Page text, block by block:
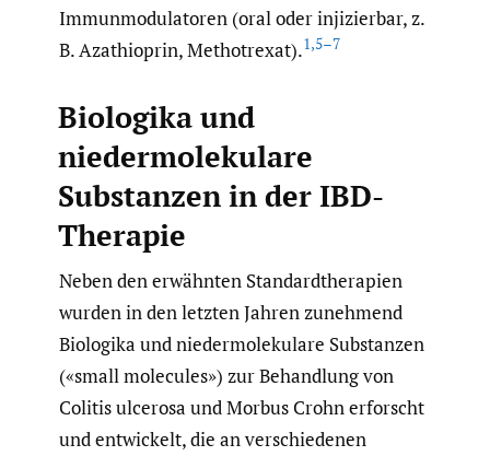
Immunmodulatoren (oral oder injizierbar, z.
B. Azathioprin, Methotrexat).1,5–7
Biologika und
niedermolekulare
Substanzen in der IBD-
Therapie
Neben den erwähnten Standardtherapien
wurden in den letzten Jahren zunehmend
Biologika und niedermolekulare Substanzen
(«small molecules») zur Behandlung von
Colitis ulcerosa und Morbus Crohn erforscht
und entwickelt, die an verschiedenen